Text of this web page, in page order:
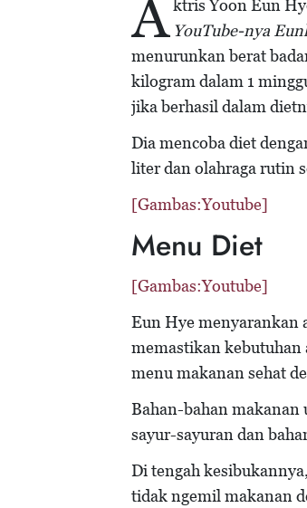
Aktris Yoon Eun
YouTube-nya
menurunkan berat
kilogram dalam 1
jika berhasil dalam
Dia mencoba diet
liter dan olahraga rutin
[Gambas:Youtube]
Menu Diet
[Gambas:Youtube]
Eun Hye menyarankan
memastikan kebutuhan
menu makanan sehat
Bahan-bahan makanan
sayur-sayuran dan
Di tengah
tidak ngemil makanan